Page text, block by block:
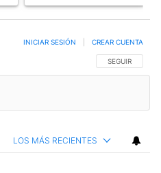
SIGA ESTA
SEGUIR
INICIAR SESIÓN CREAR CUENTA
LOS MÁS RECIENTES